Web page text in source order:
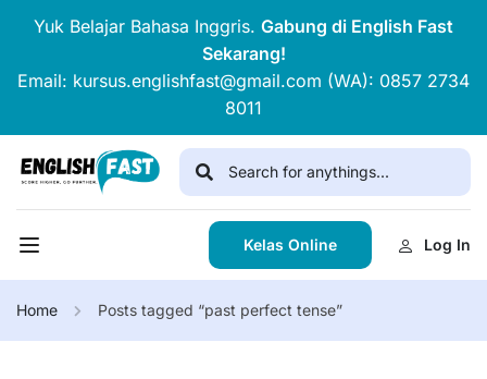
Yuk Belajar Bahasa Inggris. Gabung di English Fast
Sekarang!
Email: kursus.englishfast@gmail.com (WA): 0857 2734
8011
Kelas Online Log In
Home Posts tagged “past perfect tense”